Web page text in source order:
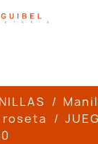
roseta